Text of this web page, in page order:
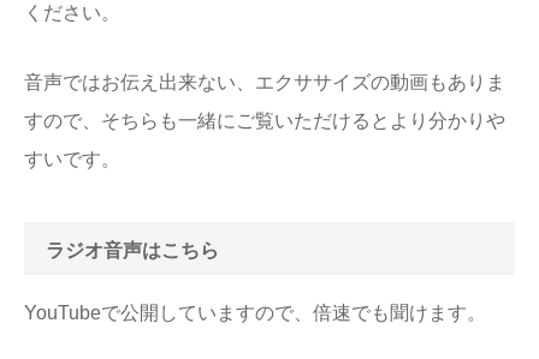
ください。
音声ではお伝え出来ない、エクササイズの動画もありま
すので、そちらも一緒にご覧いただけるとより分かりや
すいです。
ラジオ音声はこちら
YouTubeで公開していますので、倍速でも聞けます。